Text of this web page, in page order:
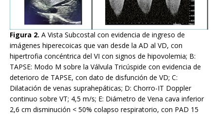
Figura 2. A Vista Subcostal con evidencia de ingreso de
imágenes hiperecoicas que van desde la AD al VD, con
hipertrofia concéntrica del VI con signos de hipovolemia; B:
TAPSE: Modo M sobre la Válvula Tricúspide con evidencia de
deterioro de TAPSE, con dato de disfunción de VD; C:
Dilatación de venas suprahepáticas; D: Chorro-IT Doppler
continuo sobre VT; 4,5 m/s; E: Diámetro de Vena cava inferior
2,6 cm disminución < 50% colapso respiratorio, con PAD 15